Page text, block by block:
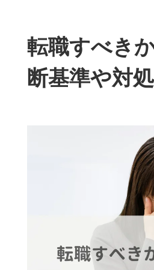
転職すべき
断基準や対